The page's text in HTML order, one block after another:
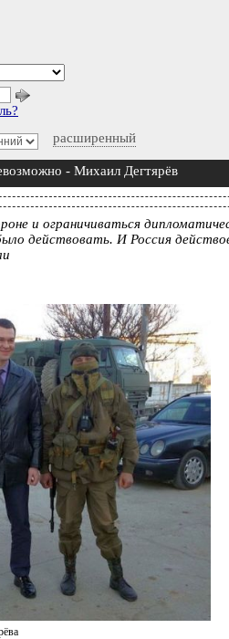
расширенный
- Михаил Дегтярёв
и ограничиваться
действовать. И Россия